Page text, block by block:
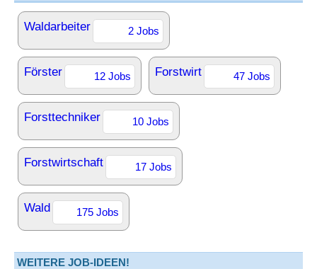
Waldarbeiter 2 Jobs
Förster 12 Jobs Forstwirt 47 Jobs
Forsttechniker 10 Jobs
Forstwirtschaft 17 Jobs
Wald 175 Jobs
WEITERE JOB-IDEEN!